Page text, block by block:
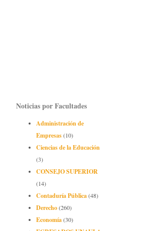
Noticias por Facultades
Administración de
Empresas(10)
Ciencias de la Educación
(3)
CONSEJO SUPERIOR
(14)
Contaduría Pública(48)
Derecho(260)
Economía(30)